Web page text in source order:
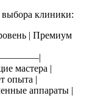
выбора клиники:
| Премиум
мастера |
опыта |
аппараты |